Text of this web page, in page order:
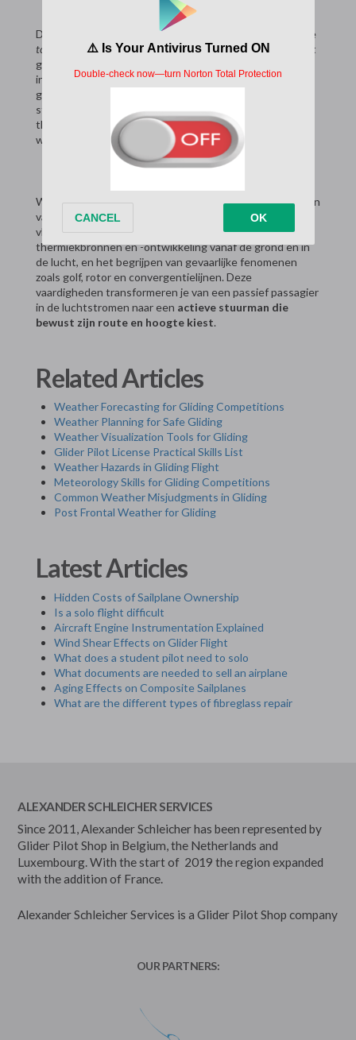
Dit artikel richt zich niet op complexe theorie, maar op de
toegepaste vaardigheden die je voor, tijdens en na de vlucht
gebruikt. Het gaat om het leren lezen van de lucht, het
interpreteren van beschikbare data en het nemen van
gefundeerde beslissingen. Van het herkennen van een
strakke straatcumulus als teken van een sterke
thermiekkolom, tot het anticiperen op de inzakkende
wind bij een overgang van een zeewindfront.
We behandelen de essentiële elementen: het analyseren
van weerkaarten en stijgwindvoorspellingen voor de
vluchtvoorbereiding, het visueel herkennen van
thermiekbronnen en -ontwikkeling vanaf de grond en in
de lucht, en het begrijpen van gevaarlijke fenomenen
zoals golf, rotor en convergentielijnen. Deze
vaardigheden transformeren je van een passief passagier
in de luchtstromen naar een actieve stuurman die
bewust zijn route en hoogte kiest.
Related Articles
Weather Forecasting for Gliding Competitions
Weather Planning for Safe Gliding
Weather Visualization Tools for Gliding
Glider Pilot License Practical Skills List
Weather Hazards in Gliding Flight
Meteorology Skills for Gliding Competitions
Common Weather Misjudgments in Gliding
Post Frontal Weather for Gliding
Latest Articles
Hidden Costs of Sailplane Ownership
Is a solo flight difficult
Aircraft Engine Instrumentation Explained
Wind Shear Effects on Glider Flight
What does a student pilot need to solo
What documents are needed to sell an airplane
Aging Effects on Composite Sailplanes
What are the different types of fibreglass repair
ALEXANDER SCHLEICHER SERVICES
Since 2011, Alexander Schleicher has been represented by
Glider Pilot Shop in Belgium, the Netherlands and
Luxembourg. With the start of 2019 the region expanded
with the addition of France.
Alexander Schleicher Services is a Glider Pilot Shop company
OUR PARTNERS: